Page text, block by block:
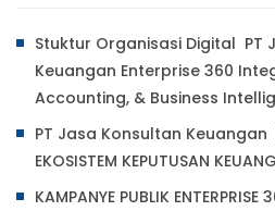
Stuktur Organisasi Digital PT
Keuangan Enterprise 360
Accounting, & Business
PT Jasa Konsultan Keuangan
EKOSISTEM KEPUTUSAN
KAMPANYE PUBLIK